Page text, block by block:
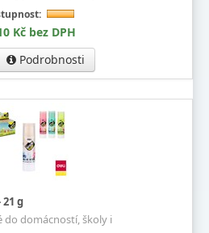
Kč bez DPH
Podrobnosti
g
domácností, školy i